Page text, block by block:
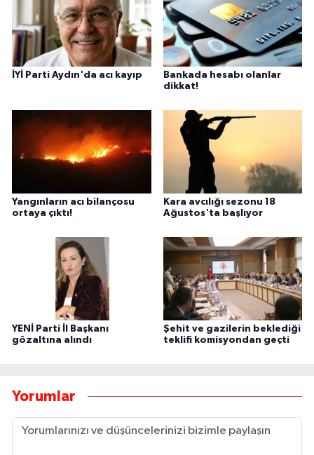
İYİ Parti Aydın'da acı kayıp
Bankada hesabı olanlar
dikkat!
Yangınların acı bilançosu
ortaya çıktı!
Kara avcılığı sezonu 18
Ağustos'ta başlıyor
YENİ Parti İl Başkanı
gözaltına alındı
Şehit ve gazilerin beklediği
teklifi komisyondan geçti
Yorumlar